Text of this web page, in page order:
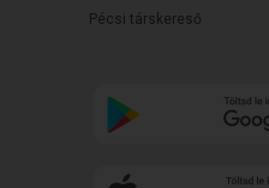
Pécsi társkereső